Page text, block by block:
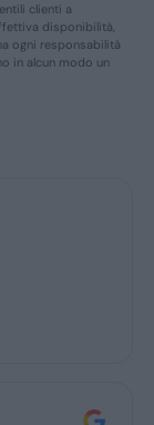
clienti a
disponibilità,
ogni responsabilità
in alcun modo un